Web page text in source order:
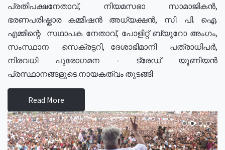
പ്രതിപക്ഷനേതാവ്, നിയമസഭാ സാമാജികൻ,
ഭരണപരിഷ്കാര കമ്മീഷൻ അധ്യക്ഷൻ, സി. പി. ഐ.
എമ്മിന്റെ സഥാപക നേതാവ്, പോളിറ്റ് ബ്യുറോ അംഗം,
സംസ്ഥാന സെക്രട്ടറി, ദേശാഭിമാനി പത്രാധിപർ,
നിരവധി പുരോഗമന - ട്രേഡ് യൂണിയൻ
പ്രസ്ഥാനങ്ങളുടെ നായകത്വം തുടങ്ങി
Read More